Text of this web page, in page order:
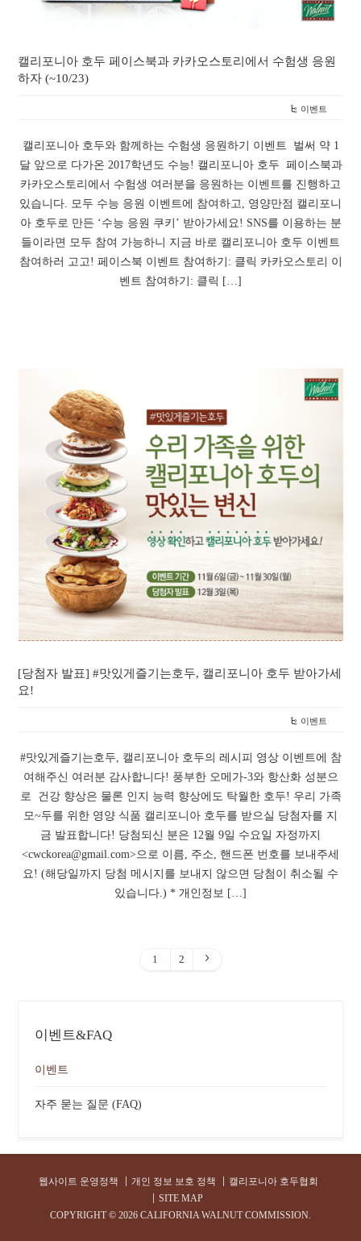
캘리포니아 호두 페이스북과 카카오스토리에서 수험생 응원
하자 (~10/23)
이벤트
캘리포니아 호두와 함께하는 수험생 응원하기 이벤트 벌써 약 1
달 앞으로 다가온 2017학년도 수능! 캘리포니아 호두 페이스북과
카카오스토리에서 수험생 여러분을 응원하는 이벤트를 진행하고
있습니다. 모두 수능 응원 이벤트에 참여하고, 영양만점 캘리포니
아 호두로 만든 ‘수능 응원 쿠키’ 받아가세요! SNS를 이용하는 분
들이라면 모두 참여 가능하니 지금 바로 캘리포니아 호두 이벤트
참여하러 고고! 페이스북 이벤트 참여하기: 클릭 카카오스토리 이
벤트 참여하기: 클릭 […]
[당첨자 발표] #맛있게즐기는호두, 캘리포니아 호두 받아가세
요!
이벤트
#맛있게즐기는호두, 캘리포니아 호두의 레시피 영상 이벤트에 참
여해주신 여러분 감사합니다! 풍부한 오메가-3와 항산화 성분으
로 건강 향상은 물론 인지 능력 향상에도 탁월한 호두! 우리 가족
모~두를 위한 영양 식품 캘리포니아 호두를 받으실 당첨자를 지
금 발표합니다! 당첨되신 분은 12월 9일 수요일 자정까지
<cwckorea@gmail.com>으로 이름, 주소, 핸드폰 번호를 보내주세
요! (해당일까지 당첨 메시지를 보내지 않으면 당첨이 취소될 수
있습니다.) * 개인정보 […]
1 2
이벤트&FAQ
이벤트
자주 묻는 질문 (FAQ)
웹사이트 운영정책 개인 정보 보호 정책
캘리포니아 호두협회
SITE MAP
COPYRIGHT © 2026 CALIFORNIA WALNUT COMMISSION.